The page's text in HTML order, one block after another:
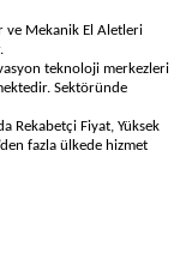
ve Mekanik El Aletleri
teknoloji merkezleri
Sektöründe
Rekabetçi Fiyat, Yüksek
fazla ülkede hizmet